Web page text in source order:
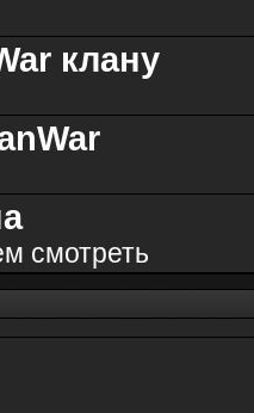
клану
смотреть